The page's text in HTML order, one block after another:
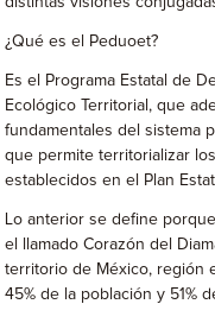
¿Qué es el Peduoet?
Es el Programa Estatal de
Ecológico Territorial, que
fundamentales del sistema
que permite territorializar
establecidos en el Plan
Lo anterior se define
el llamado Corazón del
territorio de México, región
45% de la población y 51%